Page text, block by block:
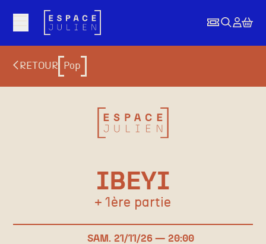
RETOUR Pop
IBEYI
+ 1ère partie
SAM. 21/11 /26
20:00